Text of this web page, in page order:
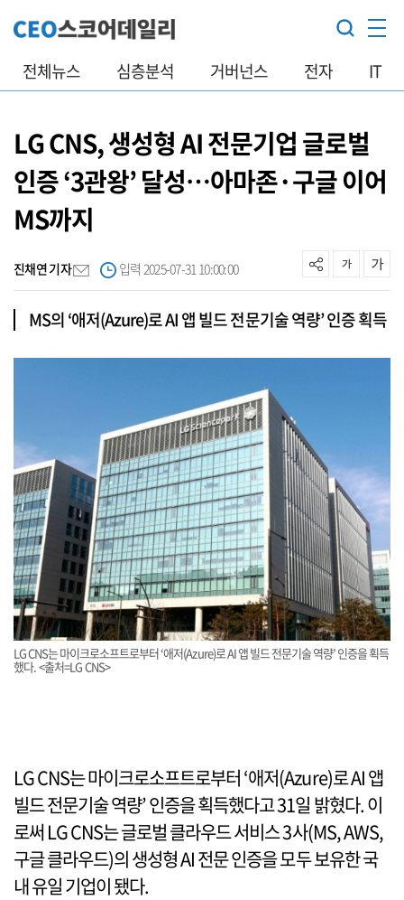
전체뉴스 심층분석 거버넌스 전자 IT
LG CNS, 생성형 AI 전문기업 글로벌
인증 ‘3관왕’ 달성…아마존·구글 이어
MS까지
진채연 기자 입력 2025-07-31 10:00:00
MS의 ‘애저(Azure)로 AI 앱 빌드 전문기술 역량’ 인증 획득
LG CNS는 마이크로소프트로부터 ‘애저(Azure)로 AI 앱 빌드 전문기술 역량’ 인증을 획득
했다. <출처=LG CNS>
LG CNS는 마이크로소프트로부터 ‘애저(Azure)로 AI 앱
빌드 전문기술 역량’ 인증을 획득했다고 31일 밝혔다. 이
로써 LG CNS는 글로벌 클라우드 서비스 3사(MS, AWS,
구글 클라우드)의 생성형 AI 전문 인증을 모두 보유한 국
내 유일 기업이 됐다.